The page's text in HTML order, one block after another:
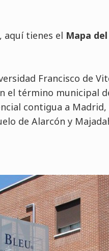
aquí tienes el Mapa
Francisco de
el término municipal
contigua a
de Alarcón y